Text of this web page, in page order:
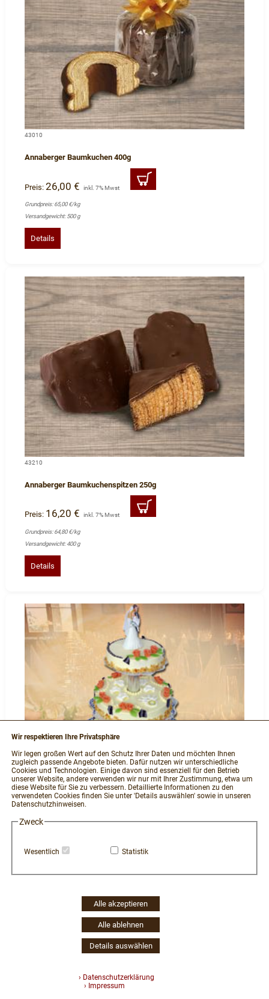
Wir respektieren Ihre Privatsphäre
Wir legen großen Wert auf den Schutz Ihrer Daten und möchten Ihnen
zugleich passende Angebote bieten. Dafür nutzen wir unterschiedliche
Cookies und Technologien. Einige davon sind essenziell für den Betrieb
unserer Website, andere verwenden wir nur mit Ihrer Zustimmung, etwa um
diese Website für Sie zu verbessern. Detaillierte Informationen zu den
verwendeten Cookies finden Sie unter 'Details auswählen' sowie in unseren
Datenschutzhinweisen.
Zweck
Wesentlich Statistik
Alle akzeptieren
Alle ablehnen
Details auswählen
› Datenschutzerklärung
› Impressum
43010
Annaberger Baumkuchen 400g
Preis: 26,00 € inkl. 7% Mwst
Grundpreis: 65,00 €/kg
Versandgewicht: 500 g
Details
43210
Annaberger Baumkuchenspitzen 250g
Preis: 16,20 € inkl. 7% Mwst
Grundpreis: 64,80 €/kg
Versandgewicht: 400 g
Details
S0303